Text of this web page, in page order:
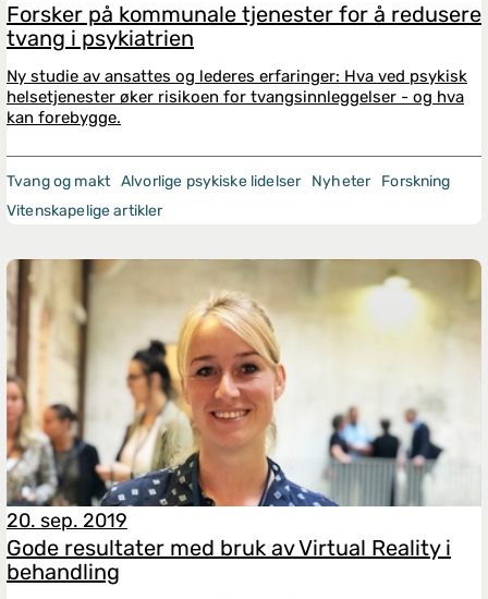
Forsker på kommunale tjenester for å redusere
tvang i psykiatrien
Ny studie av ansattes og lederes erfaringer: Hva ved psykisk
helsetjenester øker risikoen for tvangsinnleggelser - og hva
kan forebygge.
Tvang og makt Alvorlige psykiske lidelser Nyheter
Forskning
Vitenskapelige artikler
20. sep. 2019
Gode resultater med bruk av Virtual Reality i
behandling